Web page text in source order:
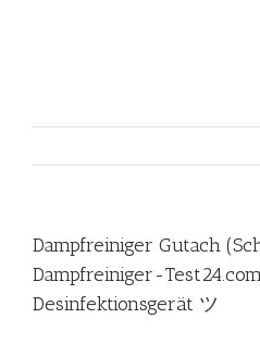
Dampfreiniger Gutach
Dampfreiniger-
Desinfektionsgerät ツ